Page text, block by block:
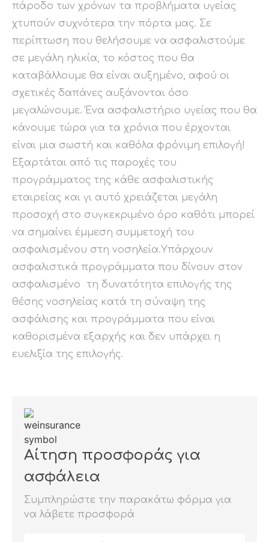
Αίτηση προσφοράς για
ασφάλεια
Συμπληρώστε την παρακάτω φόρμα για
να λάβετε προσφορά
πάροδο των χρόνων τα προβλήματα υγείας
χτυπούν συχνότερα την πόρτα μας. Σε
περίπτωση που θελήσουμε να ασφαλιστούμε
σε μεγάλη ηλικία, το κόστος που θα
καταβάλλουμε θα είναι αυξημένο, αφού οι
σχετικές δαπάνες αυξάνονται όσο
μεγαλώνουμε. Ένα ασφαλιστήριο υγείας που θα
κάνουμε τώρα για τα χρόνια που έρχονται
είναι μια σωστή και καθόλα φρόνιμη επιλογή!
Εξαρτάται από τις παροχές του
προγράμματος της κάθε ασφαλιστικής
εταιρείας και γι αυτό χρειάζεται μεγάλη
προσοχή στο συγκεκριμένο όρο καθότι μπορεί
να σημαίνει έμμεση συμμετοχή του
ασφαλισμένου στη νοσηλεία.Υπάρχουν
ασφαλιστικά προγράμματα που δίνουν στον
ασφαλισμένο τη δυνατότητα επιλογής της
θέσης νοσηλείας κατά τη σύναψη της
ασφάλισης και προγράμματα που είναι
καθορισμένα εξαρχής και δεν υπάρχει η
ευελιξία της επιλογής.